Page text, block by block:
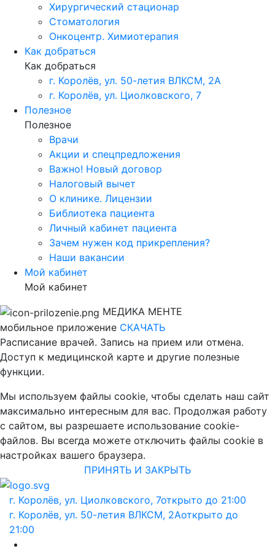
Хирургический стационар
Стоматология
Онкоцентр. Химиотерапия
Как добраться
Как добраться
г. Королёв, ул. 50-летия ВЛКСМ, 2А
г. Королёв, ул. Циолковского, 7
Полезное
Полезное
Врачи
Акции и спецпредложения
Важно! Новый договор
Налоговый вычет
О клинике. Лицензии
Библиотека пациента
Личный кабинет пациента
Зачем нужен код прикрепления?
Наши вакансии
Мой кабинет
Мой кабинет
МЕДИКА МЕНТЕ
мобильное приложение СКАЧАТЬ
Расписание врачей. Запись на прием или отмена.
Доступ к медицинской карте и другие полезные
функции.
Мы используем файлы cookie, чтобы сделать наш сайт
максимально интересным для вас. Продолжая работу
с сайтом, вы разрешаете использование cookie-
файлов. Вы всегда можете отключить файлы cookie в
настройках вашего браузера.
ПРИНЯТЬ И ЗАКРЫТЬ
г. Королёв, ул. Циолковского, 7открыто до 21:00
г. Королёв, ул. 50-летия ВЛКСМ, 2Аоткрыто до
21:00